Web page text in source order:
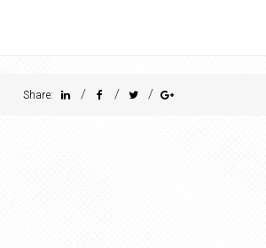
Share: / / /